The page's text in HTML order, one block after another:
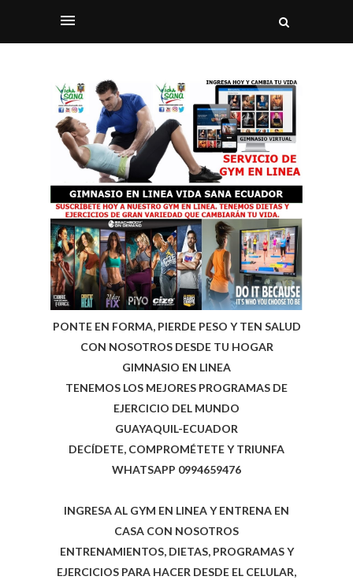
PONTE EN FORMA, PIERDE PESO Y TEN SALUD
CON NOSOTROS DESDE TU HOGAR
GIMNASIO EN LINEA
TENEMOS LOS MEJORES PROGRAMAS DE
EJERCICIO DEL MUNDO
GUAYAQUIL-ECUADOR
DECÍDETE, COMPROMÉTETE Y TRIUNFA
WHATSAPP 0994659476
INGRESA AL GYM EN LINEA Y ENTRENA EN
CASA CON NOSOTROS
ENTRENAMIENTOS, DIETAS, PROGRAMAS Y
EJERCICIOS PARA HACER DESDE EL CELULAR,